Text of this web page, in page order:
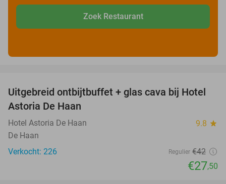
Zoek Restaurant
35%
Uitgebreid ontbijtbuffet + glas cava bij Hotel
Astoria De Haan
Hotel Astoria De Haan 9.8 star
De Haan
Verkocht: 226
Regulier €42
€27,50